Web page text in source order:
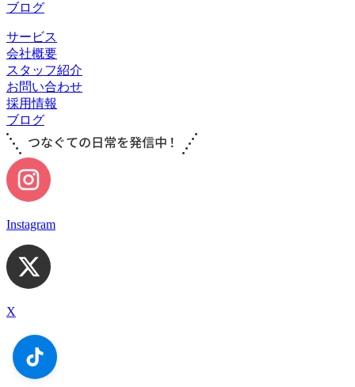
ブログ
サービス
会社概要
スタッフ紹介
お問い合わせ
採用情報
ブログ
Instagram
X